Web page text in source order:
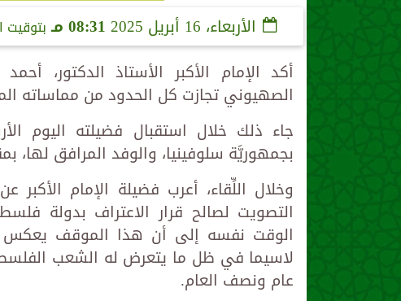
الأربعاء، 16 أبريل 2025 08:31 مـ بتوقيت
أكد الإمام الأكبر الأستاذ الدكتور،
الصهيوني تجازت كل الحدود من مماساته
جاء ذلك خلال استقبال فضيلته اليوم
بجمهوريَّة سلوفينيا، والوفد المرافق لها،
وخلال اللِّقاء، أعرب فضيلة الإمام
التصويت لصالح قرار الاعتراف بدولة
الوقت نفسه إلى أن هذا الموقف يعكس
لاسيما في ظل ما يتعرض له الشعب
عام ونصف العام.